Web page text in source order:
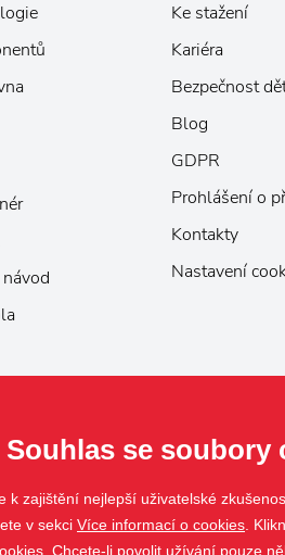
Ke stažení
Kariéra
Bezpečnost
Blog
GDPR
Prohlášení o
Kontakty
Nastavení
Souhlas se soubory
k zajištění nejlepší uživatelské
v sekci Více informací o cookies .
Chcete-li povolit užívání pouze